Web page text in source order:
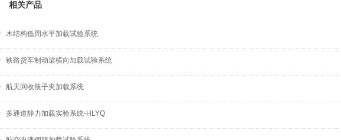
相关产品
木结构低周水平加载试验系统
铁路货车制动梁横向加载试验系统​
航天回收筷子夹加载系统
多通道静力加载实验系统-HLYQ